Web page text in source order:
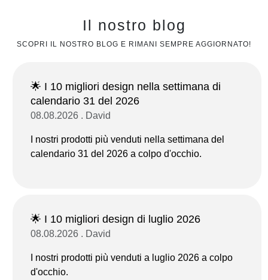
Il nostro blog
SCOPRI IL NOSTRO BLOG E RIMANI SEMPRE AGGIORNATO!
🌟 I 10 migliori design nella settimana di
calendario 31 del 2026
08.08.2026 . David
I nostri prodotti più venduti nella settimana del
calendario 31 del 2026 a colpo d'occhio.
🌟 I 10 migliori design di luglio 2026
08.08.2026 . David
I nostri prodotti più venduti a luglio 2026 a colpo
d'occhio.